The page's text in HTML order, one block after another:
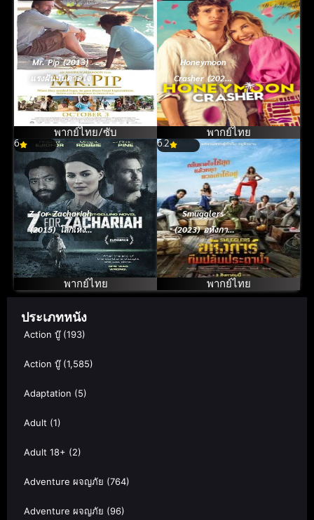
Mr. Pip (2013)
แรงฝันบันดาลใจ
พากย์ไทย/ซับ
Honeymoon
Crasher (2025)
ตัวป่วนฮันนีมูน
พากย์ไทย
6
Z for Zachariah
(2015) โลกเหงา
เราสามคน
พากย์ไทย
6.2
Smugglers
(2023) อหังการ์
ทีมปล้นประดาน้ำ
พากย์ไทย
ประเภทหนัง
Action บู๊(193)
Action บู๊(1,585)
Adaptation (5)
Adult (1)
Adult 18+ (2)
Adventure ผจญภัย (764)
Adventure ผจญภัย (96)